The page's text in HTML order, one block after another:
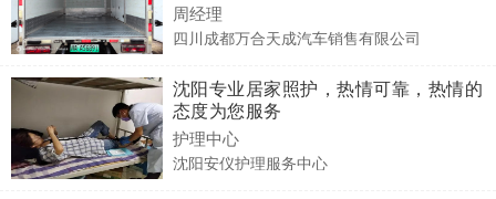
周经理
四川成都万合天成汽车销售有限公司
沈阳专业居家照护，热情可靠，热情的
态度为您服务
护理中心
沈阳安仪护理服务中心